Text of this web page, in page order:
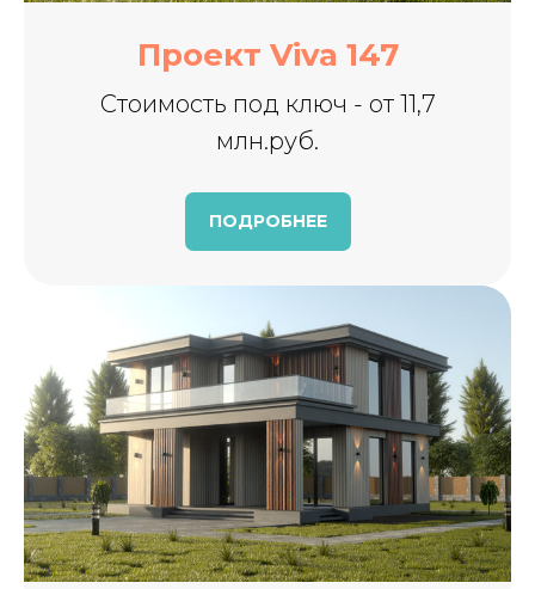
Проект Viva 147
Стоимость под ключ - от 11,7
млн.руб.
ПОДРОБНЕЕ